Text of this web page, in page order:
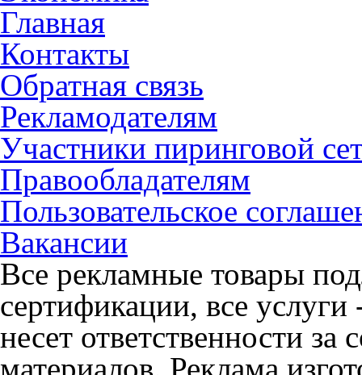
Главная
Контакты
Обратная связь
Рекламодателям
Участники пиринговой
Правообладателям
Пользовательское
Вакансии
Все рекламные товары
сертификации, все
несет ответственности